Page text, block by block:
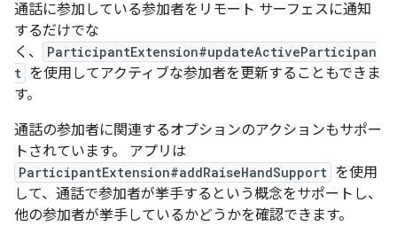
通話に参加している参加者をリモート サーフェスに通知
するだけでな
く、
ParticipantExtension#updateActiveParticipan
t を使用してアクティブな参加者を更新することもできま
す。
通話の参加者に関連するオプションのアクションもサポー
トされています。 アプリは
ParticipantExtension#addRaiseHandSupport を使用
して、通話で参加者が挙手するという概念をサポートし、
他の参加者が挙手しているかどうかを確認できます。